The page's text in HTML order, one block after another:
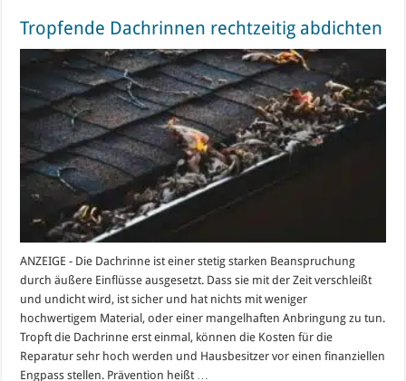
Tropfende Dachrinnen rechtzeitig abdichten
ANZEIGE - Die Dachrinne ist einer stetig starken Beanspruchung
durch äußere Einflüsse ausgesetzt. Dass sie mit der Zeit verschleißt
und undicht wird, ist sicher und hat nichts mit weniger
hochwertigem Material, oder einer mangelhaften Anbringung zu tun.
Tropft die Dachrinne erst einmal, können die Kosten für die
Reparatur sehr hoch werden und Hausbesitzer vor einen finanziellen
Engpass stellen. Prävention heißt …